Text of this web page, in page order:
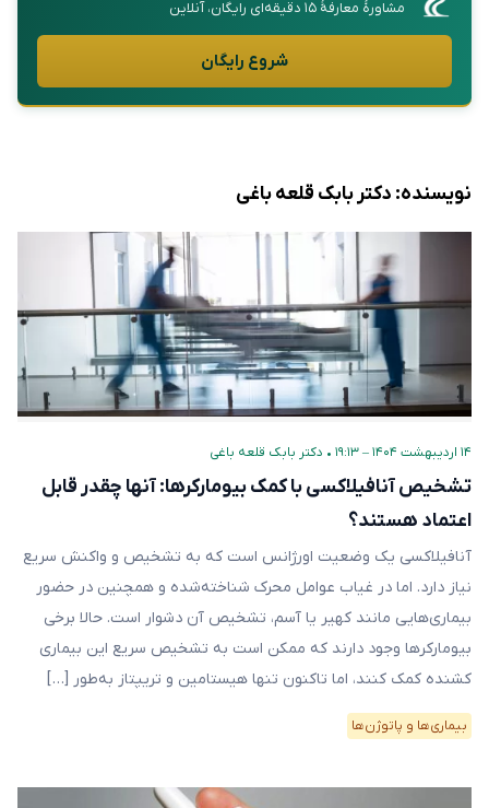
مشاورهٔ معارفهٔ ۱۵ دقیقه‌ای رایگان، آنلاین
شروع رایگان
نویسنده: دکتر بابک قلعه‌ باغی
۱۴ اردیبهشت ۱۴۰۴ – ۱۹:۱۳ • دکتر بابک قلعه‌ باغی
تشخیص آنافیلاکسی با کمک بیومارکرها: آنها چقدر قابل
اعتماد هستند؟
آنافیلاکسی یک وضعیت اورژانس است که به تشخیص و واکنش سریع
نیاز دارد. اما در غیاب عوامل محرک شناخته‌شده و همچنین در حضور
بیماری‌هایی مانند کهیر یا آسم، تشخیص آن دشوار است. حالا برخی
بیومارکرها وجود دارند که ممکن است به تشخیص سریع این بیماری
کشنده کمک کنند، اما تاکنون تنها هیستامین و تریپتاز به‌طور […]
بیماری‌ها و پاتوژن‌ها